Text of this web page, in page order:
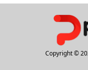
Copyright ©